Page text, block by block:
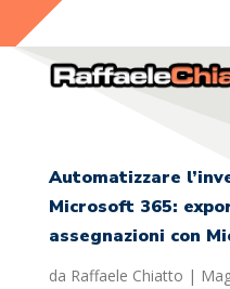
Automatizzare
Microsoft 365:
assegnazioni con
da Raffaele Chiatto |